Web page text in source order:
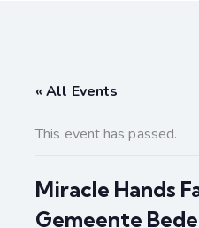
« All Events
This event has passed.
Miracle Hands
Gemeente